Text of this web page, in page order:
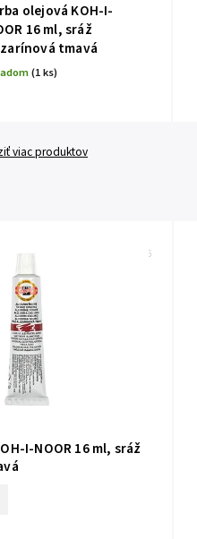
olejová KOH-I-
16 ml, sráž
tmavá
(1 ks)
viac produktov
I-NOOR 16 ml, sráž
161526